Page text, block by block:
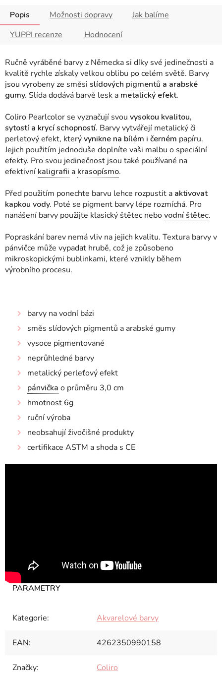
Popis Možnosti dopravy
Jak balíme
YUPPI recenze
Hodnocení
Ručně vyráběné barvy z Německa si díky své jedinečnosti a
kvalitě rychle získaly velkou oblibu po celém světě. Barvy
jsou vyrobeny ze směsi slídových pigmentů a arabské
gumy. Slída dodává barvě lesk a metalický efekt.
Coliro Pearlcolor se vyznačují svou vysokou kvalitou,
sytostí a krycí schopností. Barvy vytvářejí metalický či
perleťový efekt, kterývynikne na bílém i černém papíru.
Jejich použitím jednoduše doplníte vaši malbu o speciální
efekty. Pro svou jedinečnost jsou také používané na
efektivní kaligrafii a krasopísmo.
Před použitím ponechte barvu lehce rozpustit a aktivovat
kapkou vody. Poté se pigment barvy lépe rozmíchá. Pro
nanášení barvy použijte klasický štětec nebovodní štětec.
Popraskání barev nemá vliv na jejich kvalitu. Textura barvy v
pánvičce může vypadat hrubě, což je způsobeno
mikroskopickými bublinkami, které vznikly během
výrobního procesu.
barvy na vodní bázi
směs slídových pigmentů a arabské gumy
vysoce pigmentované
neprůhledné barvy
metalický perleťový efekt
pánvička o průměru 3,0 cm
hmotnost 6g
ruční výroba
neobsahují živočišné produkty
certifikace ASTM a shoda s CE
Kategorie: Akvarelové barvy
EAN: 4262350990158
Značky: Coliro